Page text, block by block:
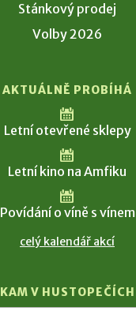
Stánkový prodej
Volby 2026
AKTUÁLNĚ PROBÍHÁ
Letní otevřené sklepy
Letní kino na Amfiku
Povídání o víně s vínem
celý kalendář akcí
KAM V HUSTOPEČÍCH